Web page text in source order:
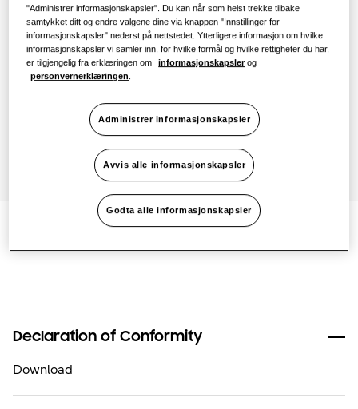
One Samsung
Tilgjengelig effekt
1 fase
Finn en installatør
Documentation
Declaration of Conformity
Download
"Administrer informasjonskapsler". Du kan når som helst trekke tilbake
samtykket ditt og endre valgene dine via knappen "Innstillinger for
informasjonskapsler" nederst på nettstedet. Ytterligere informasjon om hvilke
informasjonskapsler vi samler inn, for hvilke formål og hvilke rettigheter du har,
er tilgjengelig fra erklæringen om
informasjonskapsler og
personvernerklæringen
Administrer informasjonskapsler
Avvis alle informasjonskapsler
Godta alle informasjonskapsler